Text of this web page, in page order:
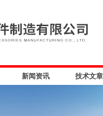
新闻资讯 技术文章